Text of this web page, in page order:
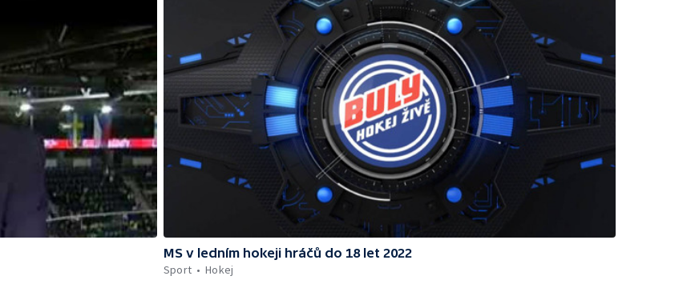
MS v ledním hokeji hráčů do 18 let 2022
Sport
Hokej